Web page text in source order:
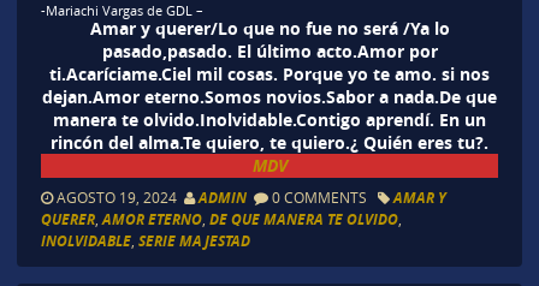
-Mariachi Vargas de GDL –
Amar y querer/Lo que no fue no será /Ya lo
pasado,pasado. El último acto.Amor por
ti.Acaríciame.Ciel mil cosas. Porque yo te amo. si nos
dejan.Amor eterno.Somos novios.Sabor a nada.De que
manera te olvido.Inolvidable.Contigo aprendí. En un
rincón del alma.Te quiero, te quiero.¿ Quién eres tu?.
MDV
AGOSTO 19, 2024 ADMIN 0 COMMENTS
AMAR Y
QUERER, AMOR ETERNO, DE QUE MANERA TE OLVIDO,
INOLVIDABLE, SERIE MAJESTAD